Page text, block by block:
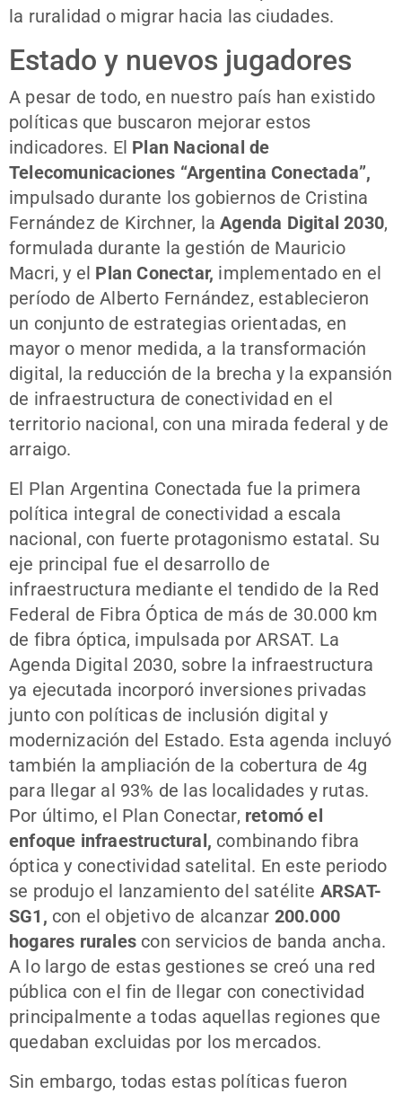
la ruralidad o migrar hacia las ciudades.
Estado y nuevos jugadores
A pesar de todo, en nuestro país han existido
políticas que buscaron mejorar estos
indicadores. El Plan Nacional de
Telecomunicaciones “Argentina Conectada”,
impulsado durante los gobiernos de Cristina
Fernández de Kirchner, laAgenda Digital 2030,
formulada durante la gestión de Mauricio
Macri, y el Plan Conectar, implementado en el
período de Alberto Fernández, establecieron
un conjunto de estrategias orientadas, en
mayor o menor medida, a la transformación
digital, la reducción de la brecha y la expansión
de infraestructura de conectividad en el
territorio nacional, con una mirada federal y de
arraigo.
El Plan Argentina Conectada fue la primera
política integral de conectividad a escala
nacional, con fuerte protagonismo estatal. Su
eje principal fue el desarrollo de
infraestructura mediante el tendido de la Red
Federal de Fibra Óptica de más de 30.000 km
de fibra óptica, impulsada por ARSAT. La
Agenda Digital 2030, sobre la infraestructura
ya ejecutada incorporó inversiones privadas
junto con políticas de inclusión digital y
modernización del Estado. Esta agenda incluyó
también la ampliación de la cobertura de 4g
para llegar al 93% de las localidades y rutas.
Por último, el Plan Conectar, retomó el
enfoque infraestructural, combinando fibra
óptica y conectividad satelital. En este periodo
se produjo el lanzamiento del satélite ARSAT-
SG1, con el objetivo de alcanzar 200.000
hogares rurales con servicios de banda ancha.
A lo largo de estas gestiones se creó una red
pública con el fin de llegar con conectividad
principalmente a todas aquellas regiones que
quedaban excluidas por los mercados.
Sin embargo, todas estas políticas fueron